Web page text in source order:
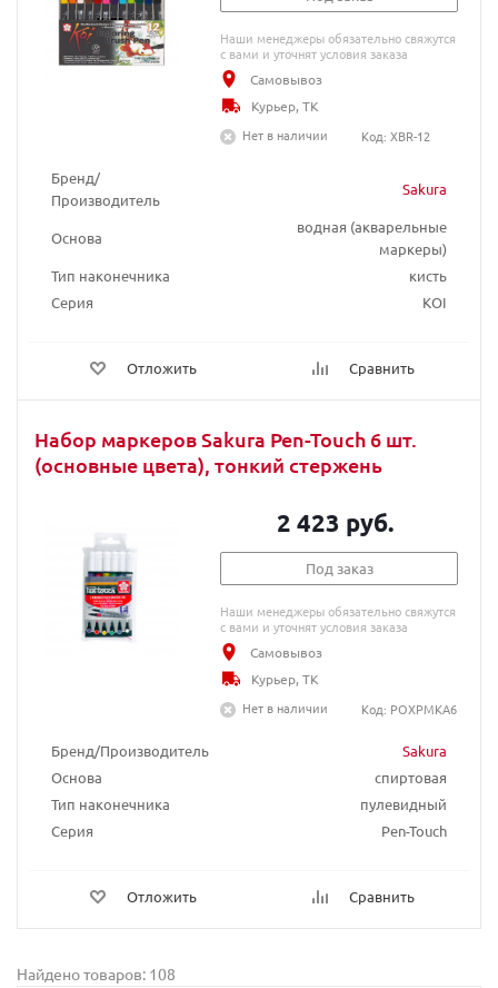
Бренд/
Производитель
Sakura
Основа
водная (акварельные
маркеры)
Тип наконечника
кисть
Серия
KOI
Отложить Сравнить
Наши менеджеры обязательно свяжутся
с вами и уточнят условия заказа
Самовывоз
Курьер, ТК
Нет в наличии
Код: XBR-12
Набор маркеров Sakura Pen-Touch 6 шт.
(основные цвета), тонкий стержень
Бренд/Производитель
Sakura
Основа
спиртовая
Тип наконечника
пулевидный
Серия
Pen-Touch
Отложить Сравнить
2 423 руб.
Под заказ
Наши менеджеры обязательно свяжутся
с вами и уточнят условия заказа
Самовывоз
Курьер, ТК
Нет в наличии
Код: POXPMKA6
Найдено товаров: 108